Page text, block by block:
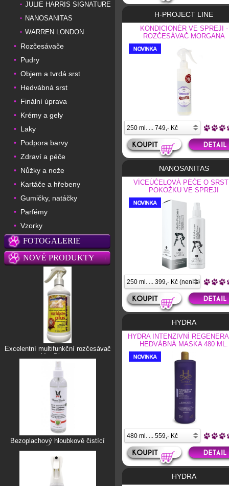
• JULIE HARRIS SIGNATURE
• NANOSANITAS
• WARREN LONDON
• Rozčesávače
• Pudry
• Objem a tvrdá srst
• Hedvábná srst
• Finální úprava
• Krémy a gely
• Laky
• Podpora barvy
• Zdraví a péče
• Nůžky a nože
• Kartáče a hřebeny
• Gumičky, natáčky
• Parfémy
• Vzorky
FOTOGALERIE
NOVÉ PRODUKTY
Excelentní multifunkční rozčesávač
Mat Blaster
Bezoplachový hloubkově čistící
šampon
H-PROJECT LINE
KONDICIONÉR VE SPREJI -
ROZČESÁVAČ MORGANA
NANOSANITAS
VÍCEÚČELOVÁ PÉČE O
POKOŽKU VE SPREJI
HYDRA
HYDRA INTENZIVNÍ
HEDVÁBNÁ MASKA 480 ML.
HYDRA